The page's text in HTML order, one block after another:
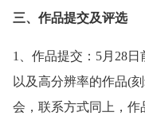
三、作品提交及评选
1、作品提交：5月28日
以及高分辨率的作品(
会，联系方式同上，作